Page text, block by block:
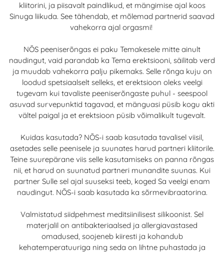
kliitorini, ja piisavalt paindlikud, et mängimise ajal koos
Sinuga liikuda. See tähendab, et mõlemad partnerid saavad
vahekorra ajal orgasmi!
NŌS peeniserõngas ei paku Temakesele mitte ainult
naudingut, vaid parandab ka Tema erektsiooni, säilitab verd
ja muudab vahekorra palju pikemaks. Selle rõnga kuju on
loodud spetsiaalselt selleks, et erektsioon oleks veelgi
tugevam kui tavaliste peeniserõngaste puhul - seespool
asuvad survepunktid tagavad, et mänguasi püsib kogu akti
vältel paigal ja et erektsioon püsib võimalikult tugevalt.
Kuidas kasutada? NŌS-i saab kasutada tavalisel viisil,
asetades selle peenisele ja suunates harud partneri kliitorile.
Teine suurepärane viis selle kasutamiseks on panna rõngas
nii, et harud on suunatud partneri munandite suunas. Kui
partner Sulle sel ajal suuseksi teeb, koged Sa veelgi enam
naudingut. NŌS-i saab kasutada ka sõrmevibraatorina.
Valmistatud siidpehmest meditsiinilisest silikoonist. Sel
materjalil on antibakteriaalsed ja allergiavastased
omadused, soojeneb kiiresti ja kohandub
kehatemperatuuriga ning seda on lihtne puhastada ja